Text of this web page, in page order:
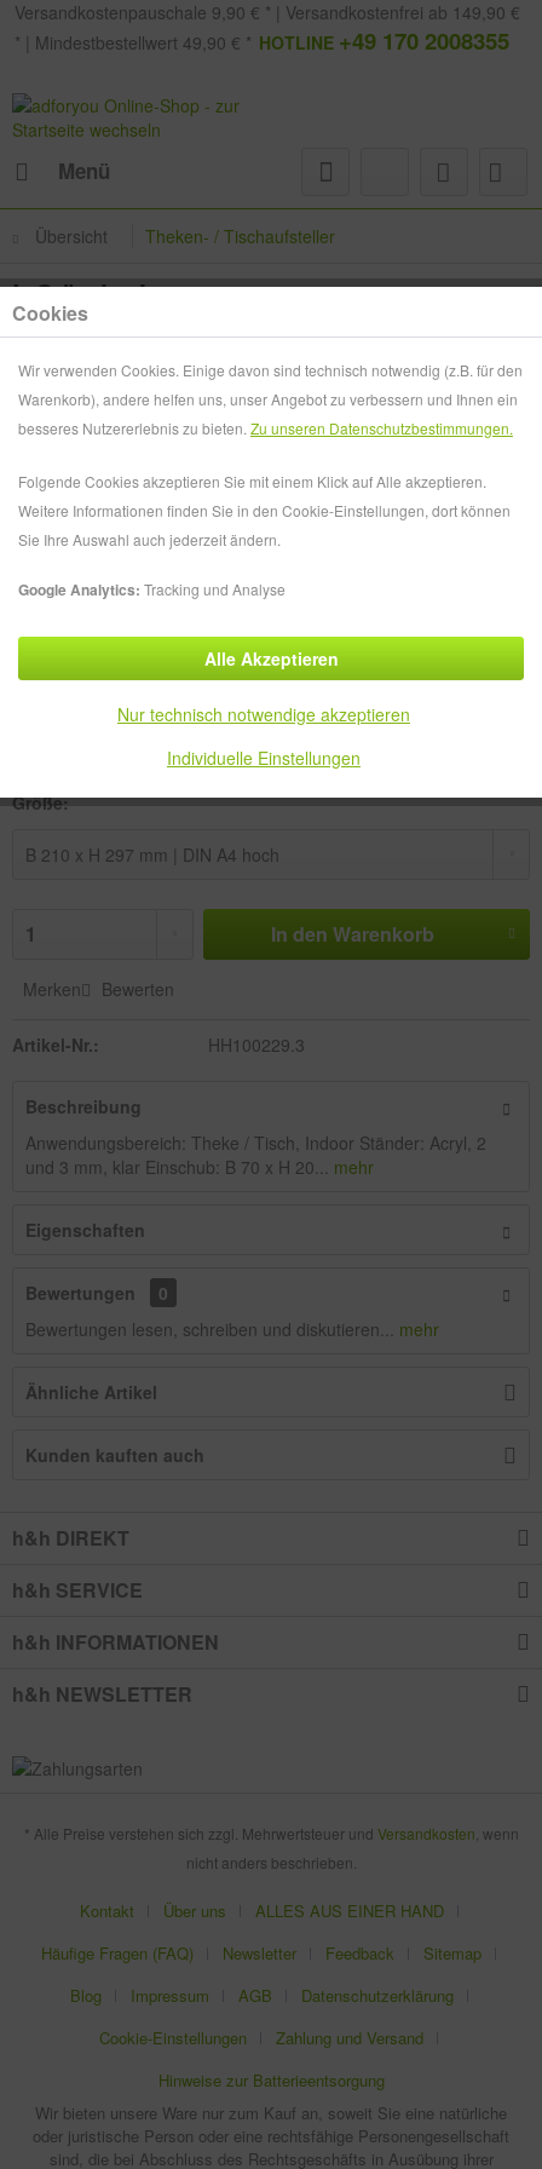
Versandkostenpauschale 9,90 € * | Versandkostenfrei ab 149,90 €
* | Mindestbestellwert 49,90 € * HOTLINE +49 170 2008355
Menü
Übersicht Theken- / Tischaufsteller
L-Ständer I
7,49 € *
zzgl. Versandkosten
Größe:
In den Warenkorb
Merken Bewerten
Artikel-Nr.: HH100229.3
Beschreibung
Anwendungsbereich: Theke / Tisch, Indoor Ständer: Acryl, 2
und 3 mm, klar Einschub: B 70 x H 20... mehr
Eigenschaften
Bewertungen
0
Bewertungen lesen, schreiben und diskutieren... mehr
Ähnliche Artikel
Kunden kauften auch
h&h DIREKT
h&h SERVICE
h&h INFORMATIONEN
h&h NEWSLETTER
* Alle Preise verstehen sich zzgl. Mehrwertsteuer und Versandkosten , wenn
nicht anders beschrieben.
Kontakt Über uns
ALLES AUS EINER HAND
Häufige Fragen (FAQ)
Newsletter Feedback
Sitemap
Blog
Impressum AGB
Datenschutzerklärung
Cookie-Einstellungen
Zahlung und Versand
Hinweise zur Batterieentsorgung
Wir bieten unsere Ware nur zum Kauf an, soweit Sie eine natürliche
oder juristische Person oder eine rechtsfähige Personengesellschaft
sind, die bei Abschluss des Rechtsgeschäfts in Ausübung ihrer
Cookies
Wir verwenden Cookies. Einige davon sind technisch notwendig (z.B. für den
Warenkorb), andere helfen uns, unser Angebot zu verbessern und Ihnen ein
besseres Nutzererlebnis zu bieten. Zu unseren Datenschutzbestimmungen.
Folgende Cookies akzeptieren Sie mit einem Klick auf Alle akzeptieren.
Weitere Informationen finden Sie in den Cookie-Einstellungen, dort können
Sie Ihre Auswahl auch jederzeit ändern.
Google Analytics: Tracking und Analyse
Individuelle Einstellungen
Nur technisch notwendige akzeptieren
Alle Akzeptieren